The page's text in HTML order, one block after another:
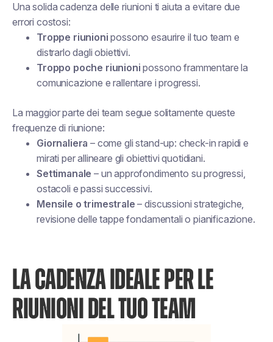
Una solida cadenza delle riunioni ti aiuta a evitare due
errori costosi:
Troppe riunioni possono esaurire il tuo team e
distrarlo dagli obiettivi.
Troppo poche riunioni possono frammentare la
comunicazione e rallentare i progressi.
La maggior parte dei team segue solitamente queste
frequenze di riunione:
Giornaliera – come gli stand-up: check-in rapidi e
mirati per allineare gli obiettivi quotidiani.
Settimanale – un approfondimento su progressi,
ostacoli e passi successivi.
Mensile o trimestrale – discussioni strategiche,
revisione delle tappe fondamentali o pianificazione.
LA CADENZA IDEALE PER LE
RIUNIONI DEL TUO TEAM